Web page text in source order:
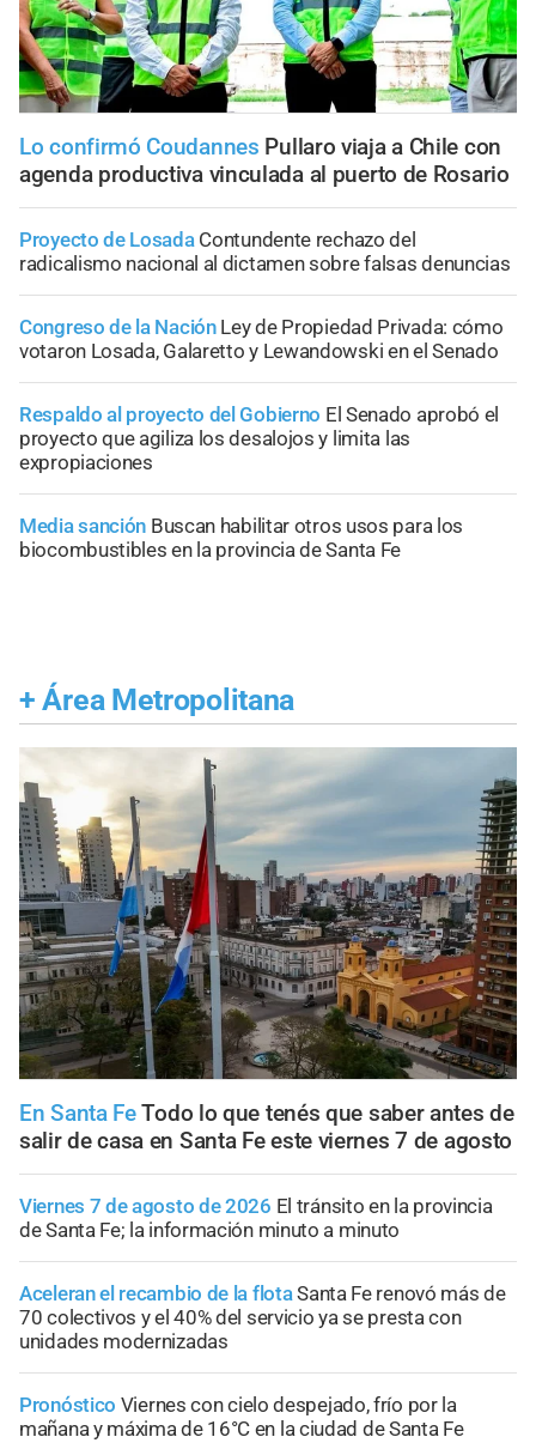
Lo confirmó Coudannes Pullaro viaja a Chile con
agenda productiva vinculada al puerto de Rosario
Proyecto de Losada Contundente rechazo del
radicalismo nacional al dictamen sobre falsas denuncias
Congreso de la Nación Ley de Propiedad Privada: cómo
votaron Losada, Galaretto y Lewandowski en el Senado
Respaldo al proyecto del Gobierno El Senado aprobó el
proyecto que agiliza los desalojos y limita las
expropiaciones
Media sanción Buscan habilitar otros usos para los
biocombustibles en la provincia de Santa Fe
+ Área Metropolitana
En Santa FeTodo lo que tenés que saber antes de
salir de casa en Santa Fe este viernes 7 de agosto
Viernes 7 de agosto de 2026 El tránsito en la provincia
de Santa Fe; la información minuto a minuto
Aceleran el recambio de la flotaSanta Fe renovó más de
70 colectivos y el 40% del servicio ya se presta con
unidades modernizadas
Pronóstico Viernes con cielo despejado, frío por la
mañana y máxima de 16°C en la ciudad de Santa Fe